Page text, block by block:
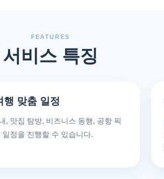
FEATURES
서비스 특징
행 맞춤 일정
, 맛집 탐방, 비즈니스 동행, 공항 픽
일정을 진행할 수 있습니다.